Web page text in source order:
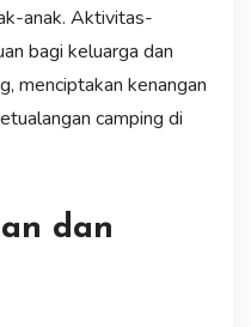
anak. Aktivitas-
bagi keluarga dan
menciptakan kenangan
camping di
dan